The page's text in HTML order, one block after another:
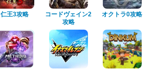
仁王3攻略
コードヴェイン2
攻略
オクトラ0攻略